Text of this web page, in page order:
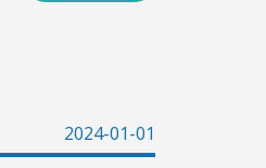
2024-01-01